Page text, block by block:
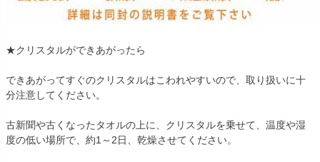
★クリスタルができあがったら
できあがってすぐのクリスタルはこわれやすいので、取り扱いに十
分注意してください。
古新聞や古くなったタオルの上に、クリスタルを乗せて、温度や湿
度の低い場所で、約1～2日、乾燥させてください。